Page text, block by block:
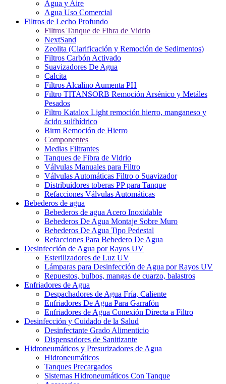
Agua y Aire
Agua Uso Comercial
Filtros de Lecho Profundo
Filtros Tanque de Fibra de Vidrio
NextSand
Zeolita (Clarificación y Remoción de Sedimentos)
Filtros Carbón Activado
Suavizadores De Agua
Calcita
Filtros Alcalino Aumenta PH
Filtro TITANSORB Remoción Arsénico y Metáles
Pesados
Filtro Katalox Light remoción hierro, manganeso y
ácido sulfhídrico
Birm Remoción de Hierro
Componentes
Medias Filtrantes
Tanques de Fibra de Vidrio
Válvulas Manuales para Filtro
Válvulas Automáticas Filtro o Suavizador
Distribuidores toberas PP para Tanque
Refacciones Válvulas Automáticas
Bebederos de agua
Bebederos de agua Acero Inoxidable
Bebederos De Agua Montaje Sobre Muro
Bebederos De Agua Tipo Pedestal
Refacciones Para Bebedero De Agua
Desinfección de Agua por Rayos UV
Esterilizadores de Luz UV
Lámparas para Desinfección de Agua por Rayos UV
Repuestos, bulbos, mangas de cuarzo, balastros
Enfriadores de Agua
Despachadores de Agua Fría, Caliente
Enfriadores De Agua Para Garrafón
Enfriadores de Agua Conexión Directa a Filtro
Desinfección y Cuidado de la Salud
Desinfectante Grado Alimenticio
Dispensadores de Sanitizante
Hidroneumáticos y Presurizadores de Agua
Hidroneumáticos
Tanques Precargados
Sistemas Hidroneumáticos Con Tanque